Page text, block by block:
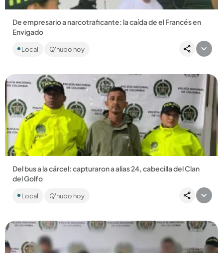
De empresario a narcotraficante: la caída de el Francés en
Envigado
Soner Nusret Aka, alias El Francés, tenía notificación roja de
Interpol por narcotráfico. Los indican de contaminar
Local Q'hubo hoy
Compartir Noticia
Del bus a la cárcel: capturaron a alias 24, cabecilla del Clan
del Golfo
seguridad de alias Terror, abatido en un operativo de la
Local Q'hubo hoy